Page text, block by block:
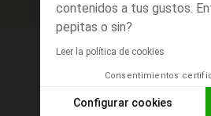
contenidos a tus gustos.
pepitas o sin?
Leer la política de cookies
Consentimientos
Configurar cookies